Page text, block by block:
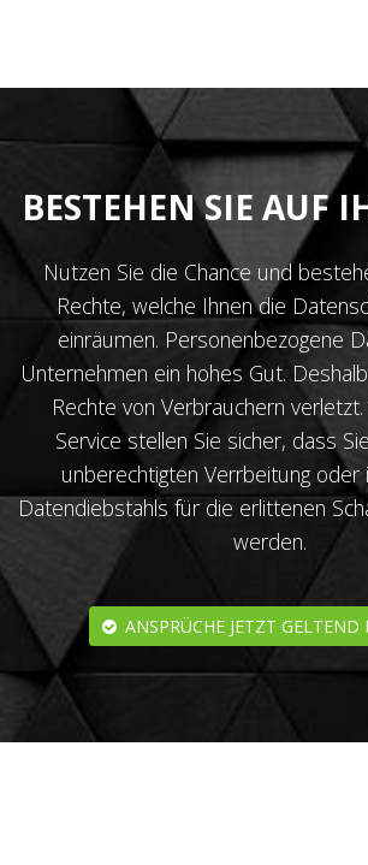
BESTEHEN SIE AUF
Nutzen Sie die Chance und
Rechte, welche Ihnen die
einräumen. Personenbezogene
Unternehmen ein hohes Gut.
Rechte von Verbrauchern
Service stellen Sie sicher, dass
unberechtigten Verrbeitung oder
Datendiebstahls für die erlittenen
werden.
ANSPRÜCHE JETZT GELTEND